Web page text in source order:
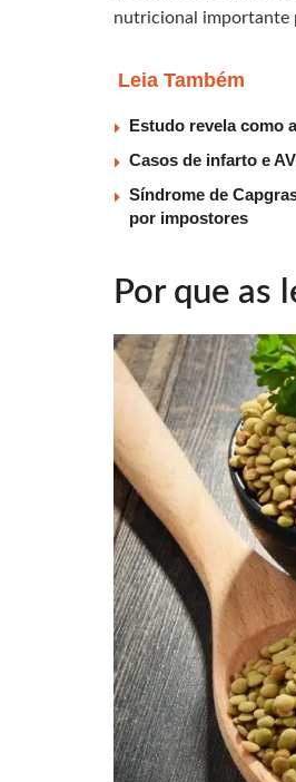
nutricional importante
Leia Também
Estudo revela como
Casos de infarto e
Síndrome de
por impostores
Por que as